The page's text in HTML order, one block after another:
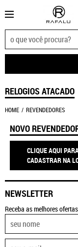
RELOGIOS ATACADO
HOME REVENDEDORES
NOVO
CLIQUE AQUI
CADASTRAR NA
NEWSLETTER
Receba as melhores